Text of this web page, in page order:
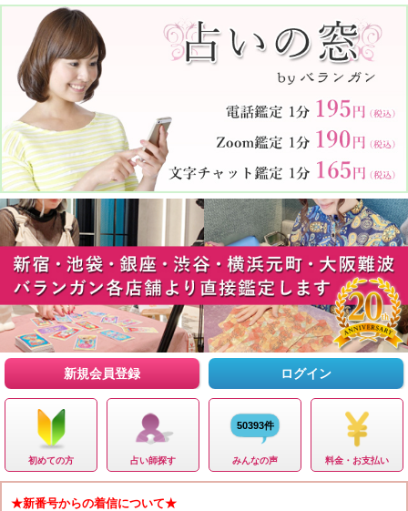
新規会員登録 ログイン
初めての方 占い師探す
50393件
みんなの声 料金・お支払い
★新番号からの着信について★